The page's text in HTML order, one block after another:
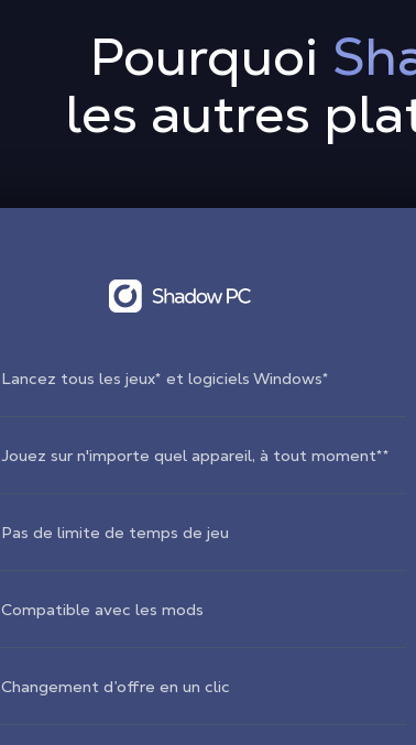
Pourquoi
les autres
Lancez tous les jeux* et logiciels Windows*
Jouez sur n'importe quel appareil, à tout moment**
Pas de limite de temps de jeu
Compatible avec les mods
Changement d’offre en un clic